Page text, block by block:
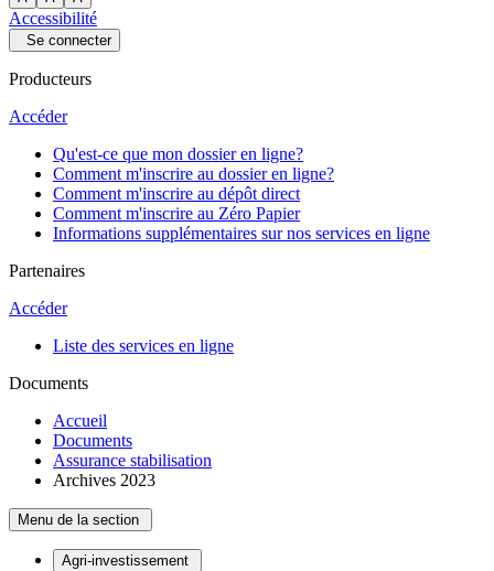
Accessibilité
Se connecter
Producteurs
Accéder
Qu'est-ce que mon dossier en ligne?
Comment m'inscrire au dossier en ligne?
Comment m'inscrire au dépôt direct
Comment m'inscrire au Zéro Papier
Informations supplémentaires sur nos services en ligne
Partenaires
Accéder
Liste des services en ligne
Documents
Accueil
Documents
Assurance stabilisation
Archives 2023
Menu de la section
Agri-investissement